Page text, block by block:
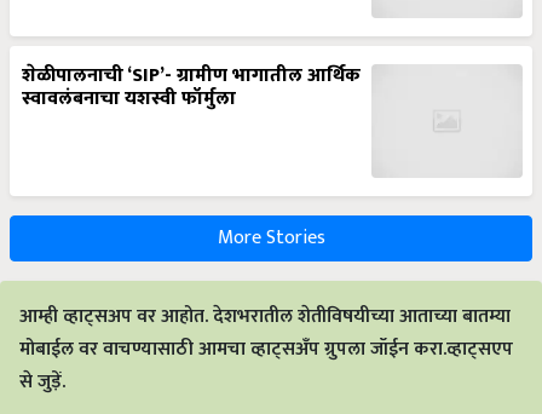
शेळीपालनाची ‘SIP’- ग्रामीण भागातील आर्थिक
स्वावलंबनाचा यशस्वी फॉर्मुला
More Stories
आम्ही व्हाट्सअप वर आहोत. देशभरातील शेतीविषयीच्या आताच्या बातम्या
मोबाईल वर वाचण्यासाठी आमचा व्हाट्सअँप ग्रुपला जॉईन करा.व्हाट्सएप
से जुड़ें.